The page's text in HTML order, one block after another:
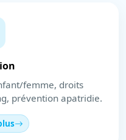
femme, droits
prévention apatridie.